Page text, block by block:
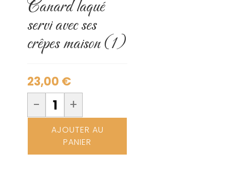
Canard laqué
servi avec ses
crêpes maison (1)
23,00 €
- +
AJOUTER AU
PANIER